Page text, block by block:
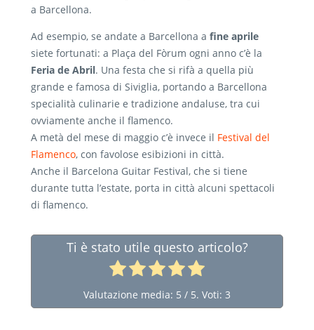
a Barcellona.
Ad esempio, se andate a Barcellona a fine aprile
siete fortunati: a Plaça del Fòrum ogni anno c’è la
Feria de Abril. Una festa che si rifà a quella più
grande e famosa di Siviglia, portando a Barcellona
specialità culinarie e tradizione andaluse, tra cui
ovviamente anche il flamenco.
A metà del mese di maggio c’è invece il Festival del
Flamenco, con favolose esibizioni in città.
Anche il Barcelona Guitar Festival, che si tiene
durante tutta l’estate, porta in città alcuni spettacoli
di flamenco.
Ti è stato utile questo articolo?
Valutazione media: 5 / 5. Voti: 3